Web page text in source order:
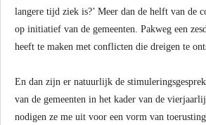
langere tijd ziek is?’ Meer dan de helft van de
op initiatief van de gemeenten. Pakweg een
heeft te maken met conflicten die dreigen te
En dan zijn er natuurlijk de
van de gemeenten in het kader van de
nodigen ze me uit voor een vorm van